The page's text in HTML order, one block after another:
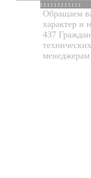
: : : : : : : : : : : :
Обращаем
характер и
437